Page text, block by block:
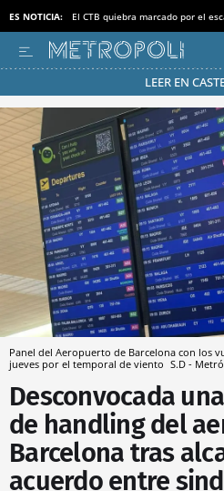
ES NOTICIA: El CTB quiebra marcado por el
LEER EN
Pásate al MODO
Panel del Aeropuerto de Barcelona con los
jueves por el temporal de viento S.D -
Desconvocada
de handling del
Barcelona tras
acuerdo entre